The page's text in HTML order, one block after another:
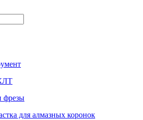
фрезы
для алмазных коронок